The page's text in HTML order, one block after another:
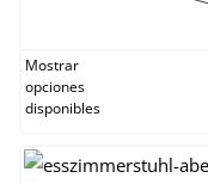
Mostrar
opciones
disponibles